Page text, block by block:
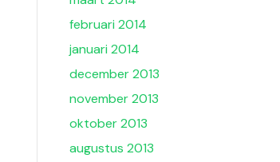
februari 2014
januari 2014
december 2013
november 2013
oktober 2013
augustus 2013